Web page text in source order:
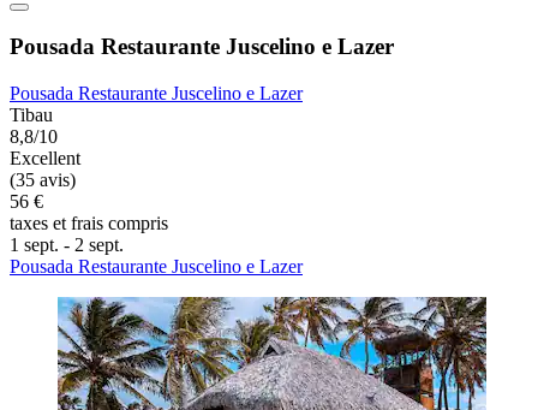
Pousada Restaurante Juscelino e Lazer
Pousada Restaurante Juscelino e Lazer
Tibau
8,8/10
Excellent
(35 avis)
56 €
taxes et frais compris
1 sept. - 2 sept.
Pousada Restaurante Juscelino e Lazer